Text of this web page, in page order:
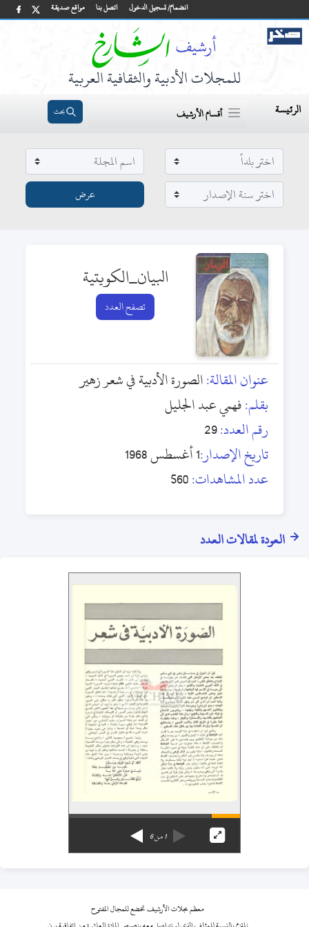
مواقع صديقة اتصل بنا انضمام/ تسجيل الدخول
للمجلات الأدبية والثقافية العربية
الرئيسة أقسام الأرشيف بحث
البيان_الكويتية
تصفح العدد
عنوان المقالة:الصورة الأدبية في شعر زهير
بقلم:فهمي عبد الجليل
رقم العدد:29
تاريخ الإصدار:1 أغسطس 1968
عدد المشاهدات:560
العودة لمقالات العدد
1من6
معظم مجلات الأرشيف تخضع للمجال المفتوح